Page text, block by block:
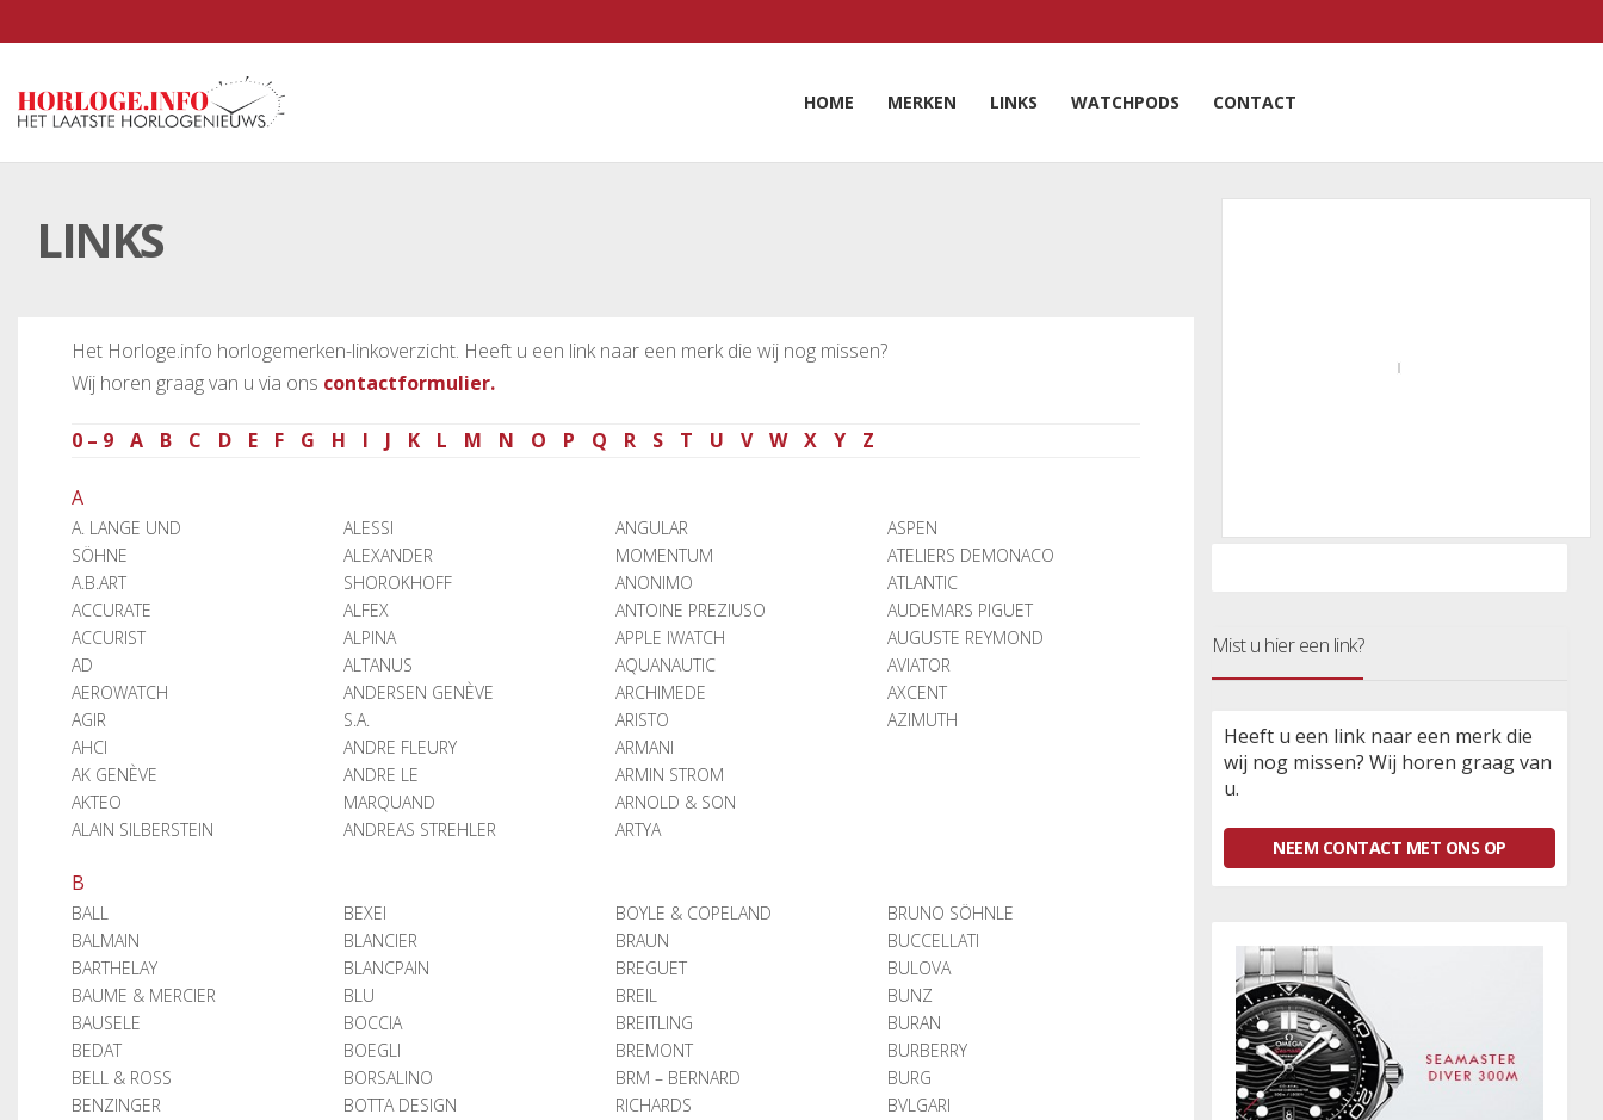
HOME MERKEN LINKS WATCHPODS CONTACT
LINKS
Het Horloge.info horlogemerken-linkoverzicht. Heeft u een link naar een merk die wij nog missen?
Wij horen graag van u via ons contactformulier.
0 – 9 A B C D E F G H I J K L M N O P Q R S T U V W X Y Z
A
A. LANGE UND
SÖHNE
A.B.ART
ACCURATE
ACCURIST
AD
AEROWATCH
AGIR
AHCI
AK GENÈVE
AKTEO
ALAIN SILBERSTEIN
ALESSI
ALEXANDER
SHOROKHOFF
ALFEX
ALPINA
ALTANUS
ANDERSEN GENÈVE
S.A.
ANDRE FLEURY
ANDRE LE
MARQUAND
ANDREAS STREHLER
ANGULAR
MOMENTUM
ANONIMO
ANTOINE PREZIUSO
APPLE IWATCH
AQUANAUTIC
ARCHIMEDE
ARISTO
ARMANI
ARMIN STROM
ARNOLD & SON
ARTYA
ASPEN
ATELIERS DEMONACO
ATLANTIC
AUDEMARS PIGUET
AUGUSTE REYMOND
AVIATOR
AXCENT
AZIMUTH
B
BALL
BALMAIN
BARTHELAY
BAUME & MERCIER
BAUSELE
BEDAT
BELL & ROSS
BENZINGER
BEXEI
BLANCIER
BLANCPAIN
BLU
BOCCIA
BOEGLI
BORSALINO
BOTTA DESIGN
BOYLE & COPELAND
BRAUN
BREGUET
BREIL
BREITLING
BREMONT
BRM – BERNARD
RICHARDS
BRUNO SÖHNLE
BUCCELLATI
BULOVA
BUNZ
BURAN
BURBERRY
BURG
BVLGARI
Mist u hier een link?
Heeft u een link naar een merk die
wij nog missen? Wij horen graag van
u.
NEEM CONTACT MET ONS OP